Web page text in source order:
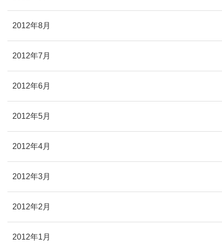
2012年8月
2012年7月
2012年6月
2012年5月
2012年4月
2012年3月
2012年2月
2012年1月